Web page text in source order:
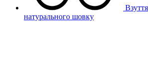
Взуття
натурального шовку